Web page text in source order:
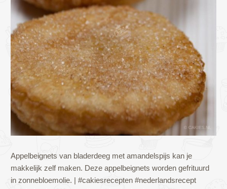
Appelbeignets van bladerdeeg met amandelspijs kan je
makkelijk zelf maken. Deze appelbeignets worden gefrituurd
in zonnebloemolie. | #cakiesrecepten #nederlandsrecept